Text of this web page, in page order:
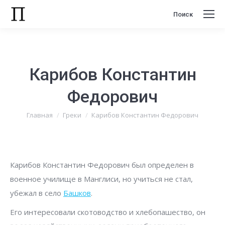
Поиск:
Поиск
Карибов Константин
Федорович
Вы здесь:
Главная Греки Карибов Константин Федорович
Карибов Константин Федорович был определен в
военное училище в Манглиси, но учиться не стал,
убежал в село Башков.
Его интересовали скотоводство и хлебопашество, он